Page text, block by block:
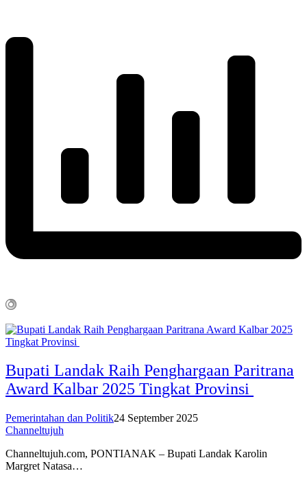
Bupati Landak Raih Penghargaan Paritrana
Award Kalbar 2025 Tingkat Provinsi
Pemerintahan dan Politik24 September 2025
Channeltujuh
Channeltujuh.com, PONTIANAK – Bupati Landak Karolin
Margret Natasa…